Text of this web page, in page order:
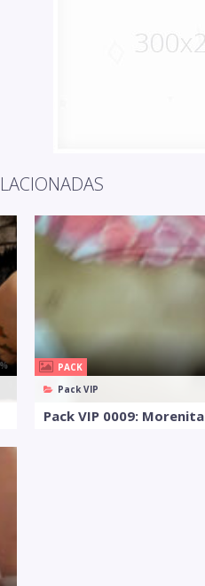
PACK
Pack VIP
Pack VIP 0009: Morenita